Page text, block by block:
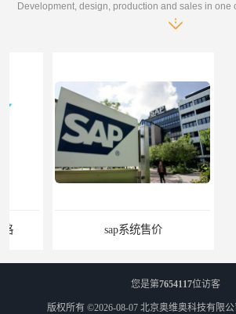
sap系统售价
您是第7654117位访客
版权所有 ©2026-08-07 北京奥维奥科技有限公